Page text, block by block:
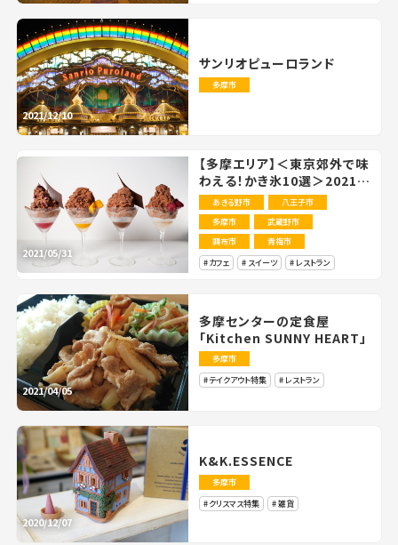
2021/12/10
サンリオピューロランド
多摩市
2021/05/31
【多摩エリア】＜東京郊外で味
わえる！かき氷10選＞2021年
最新版
あきる野市
八王子市
多摩市
武蔵野市
調布市
青梅市
カフェ
スイーツ レストラン
2021/04/05
多摩センターの定食屋
「Kitchen SUNNY HEART」
多摩市
テイクアウト特集
レストラン
2020/12/07
K&K.ESSENCE
多摩市
クリスマス特集
雑貨